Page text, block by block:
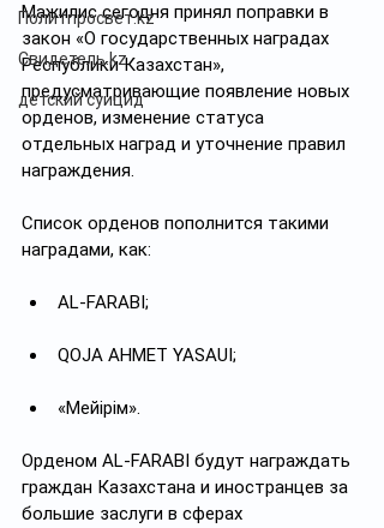
Политпросвет.kz
Свидетель.kz
детский суицид
Мажилис сегодня принял поправки в
закон «О государственных наградах
Республики Казахстан»,
предусматривающие появление новых
орденов, изменение статуса
отдельных наград и уточнение правил
награждения.
Список орденов пополнится такими
наградами, как:
AL-FARABI;
QOJA AHMET YASAUI;
«Мейірім».
Орденом AL-FARABI будут награждать
граждан Казахстана и иностранцев за
большие заслуги в сферах